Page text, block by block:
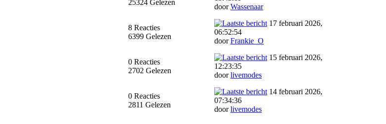
25324 Gelezen
doorWassenaar
8 Reacties
6399 Gelezen
17 februari 2026,
06:52:54
doorFrankie_O
0 Reacties
2702 Gelezen
15 februari 2026,
12:23:35
doorlivemodes
0 Reacties
2811 Gelezen
14 februari 2026,
07:34:36
doorlivemodes